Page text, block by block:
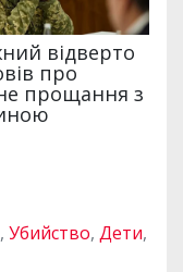
, Убийство, Дети,